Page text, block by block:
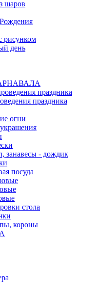
шаров
рисунком
день
праздника
праздника
огни
занавесы - дождик
посуда
стола
короны